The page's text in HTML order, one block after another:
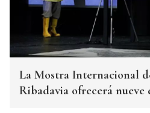
La Mostra Internacional
Ribadavia ofrecerá nueve